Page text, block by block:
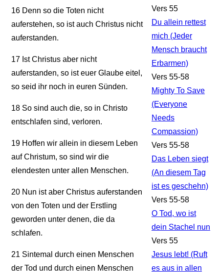
16Denn so die Toten nicht
auferstehen, so ist auch Christus nicht
auferstanden.
17Ist Christus aber nicht
auferstanden, so ist euer Glaube eitel,
so seid ihr noch in euren Sünden.
18So sind auch die, so in Christo
entschlafen sind, verloren.
19Hoffen wir allein in diesem Leben
auf Christum, so sind wir die
elendesten unter allen Menschen.
20Nun ist aber Christus auferstanden
von den Toten und der Erstling
geworden unter denen, die da
schlafen.
21 Sintemal durch einen Menschen
der Tod und durch einen Menschen
Vers 55
Du allein rettest
mich (Jeder
Mensch braucht
Erbarmen)
Vers 55-58
Mighty To Save
(Everyone
Needs
Compassion)
Vers 55-58
Das Leben siegt
(An diesem Tag
ist es geschehn)
Vers 55-58
O Tod, wo ist
dein Stachel nun
Vers 55
Jesus lebt! (Ruft
es aus in allen